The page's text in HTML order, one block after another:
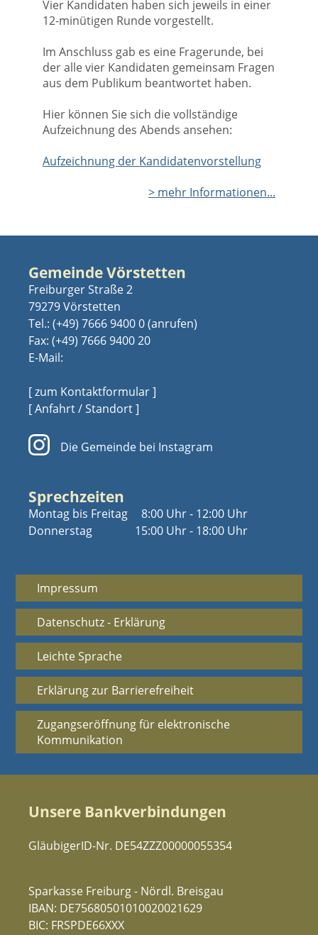
Vier Kandidaten haben sich jeweils in einer
12-minütigen Runde vorgestellt.
Im Anschluss gab es eine Fragerunde, bei
der alle vier Kandidaten gemeinsam Fragen
aus dem Publikum beantwortet haben.
Hier können Sie sich die vollständige
Aufzeichnung des Abends ansehen:
Aufzeichnung der Kandidatenvorstellung
> mehr Informationen...
Gemeinde Vörstetten
Freiburger Straße 2
79279 Vörstetten
Tel.: (+49) 7666 9400 0
Fax: (+49) 7666 9400 20
E-Mail:
[ zum Kontaktformular ]
[ Anfahrt / Standort ]
Die Gemeinde bei Instagram
Sprechzeiten
Montag bis Freitag
Donnerstag
8:00 Uhr - 12:00 Uhr
15:00 Uhr - 18:00 Uhr
Impressum
Datenschutz - Erklärung
Leichte Sprache
Erklärung zur Barrierefreiheit
Zugangseröffnung für elektronische
Kommunikation
Unsere Bankverbindungen
GläubigerID-Nr. DE54ZZZ00000055354
Sparkasse Freiburg - Nördl. Breisgau
IBAN: DE75680501010020021629
BIC: FRSPDE66XXX